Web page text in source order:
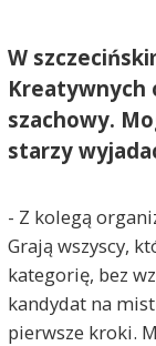
W
Kreatywnych
szachowy.
starzy
- Z kolegą
Grają wszyscy,
kategorię, bez
kandydat na
pierwsze kroki.